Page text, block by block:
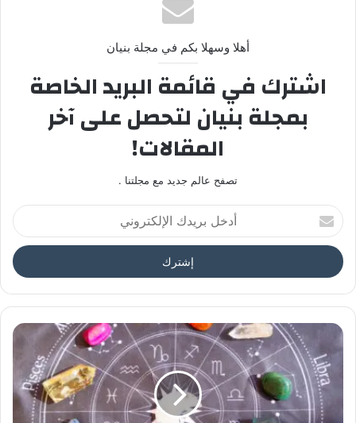
أهلا وسهلا بكم في مجلة بنيان
اشترك في قائمة البريد الخاصة
بمجلة بنيان لتحصل على آخر
المقالات!
تصفح عالم جديد مع مجلتنا .
أدخل
بريدك
الإلكتروني